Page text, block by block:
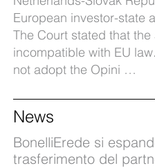
European investor-state
The Court stated that
incompatible with EU
not adopt the Opini …
News
BonelliErede si
trasferimento del